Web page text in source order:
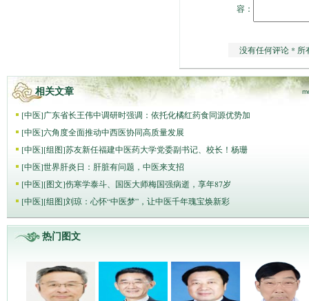
容：
没有任何评论 * 所
相关文章
[中医]广东省长王伟中调研时强调：依托化橘红药食同源优势加
[中医]六角度全面推动中西医协同高质量发展
[中医][组图]苏友新任福建中医药大学党委副书记、校长！杨珊
[中医]世界肝炎日：肝脏有问题，中医来支招
[中医][图文]伤寒学泰斗、国医大师梅国强病逝，享年87岁
[中医][组图]刘琼：心怀“中医梦”，让中医千年瑰宝焕新彩
热门图文